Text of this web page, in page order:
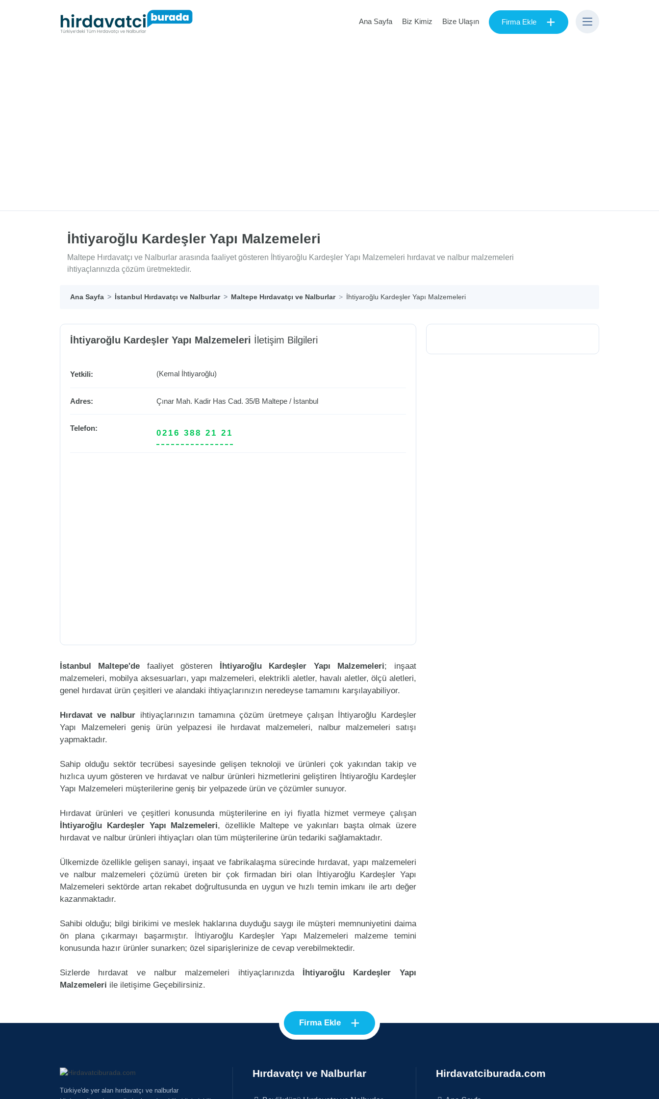
Ana Sayfa Biz Kimiz Bize Ulaşın Firma Ekle +
İhtiyaroğlu Kardeşler Yapı Malzemeleri
Maltepe Hırdavatçı ve Nalburlar arasında faaliyet gösteren İhtiyaroğlu Kardeşler Yapı Malzemeleri hırdavat ve nalbur malzemeleri
ihtiyaçlarınızda çözüm üretmektedir.
Ana Sayfa İstanbul Hırdavatçı ve Nalburlar Maltepe Hırdavatçı ve Nalburlar İhtiyaroğlu Kardeşler Yapı Malzemeleri
İhtiyaroğlu Kardeşler Yapı Malzemeleri İletişim Bilgileri
Yetkili: (Kemal İhtiyaroğlu)
Adres: Çınar Mah. Kadir Has Cad. 35/B Maltepe / İstanbul
Telefon:
0216 388 21 21
İstanbul Maltepe'de faaliyet gösteren İhtiyaroğlu Kardeşler Yapı Malzemeleri; inşaat
malzemeleri, mobilya aksesuarları, yapı malzemeleri, elektrikli aletler, havalı aletler, ölçü aletleri,
genel hırdavat ürün çeşitleri ve alandaki ihtiyaçlarınızın neredeyse tamamını karşılayabiliyor.
Hırdavat ve nalbur ihtiyaçlarınızın tamamına çözüm üretmeye çalışan İhtiyaroğlu Kardeşler
Yapı Malzemeleri geniş ürün yelpazesi ile hırdavat malzemeleri, nalbur malzemeleri satışı
yapmaktadır.
Sahip olduğu sektör tecrübesi sayesinde gelişen teknoloji ve ürünleri çok yakından takip ve
hızlıca uyum gösteren ve hırdavat ve nalbur ürünleri hizmetlerini geliştiren İhtiyaroğlu Kardeşler
Yapı Malzemeleri müşterilerine geniş bir yelpazede ürün ve çözümler sunuyor.
Hırdavat ürünleri ve çeşitleri konusunda müşterilerine en iyi fiyatla hizmet vermeye çalışan
İhtiyaroğlu Kardeşler Yapı Malzemeleri, özellikle Maltepe ve yakınları başta olmak üzere
hırdavat ve nalbur ürünleri ihtiyaçları olan tüm müşterilerine ürün tedariki sağlamaktadır.
Ülkemizde özellikle gelişen sanayi, inşaat ve fabrikalaşma sürecinde hırdavat, yapı malzemeleri
ve nalbur malzemeleri çözümü üreten bir çok firmadan biri olan İhtiyaroğlu Kardeşler Yapı
Malzemeleri sektörde artan rekabet doğrultusunda en uygun ve hızlı temin imkanı ile artı değer
kazanmaktadır.
Sahibi olduğu; bilgi birikimi ve meslek haklarına duyduğu saygı ile müşteri memnuniyetini daima
ön plana çıkarmayı başarmıştır. İhtiyaroğlu Kardeşler Yapı Malzemeleri malzeme temini
konusunda hazır ürünler sunarken; özel siparişlerinize de cevap verebilmektedir.
Sizlerde hırdavat ve nalbur malzemeleri ihtiyaçlarınızda İhtiyaroğlu Kardeşler Yapı
Malzemeleri ile iletişime Geçebilirsiniz.
Firma Ekle +
Türkiye'de yer alan hırdavatçı ve nalburlar
Hırdavatçı ve Nalburlar Hirdavatciburada.com